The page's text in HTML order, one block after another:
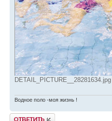
Водное поло -моя жизнь !
Ответить